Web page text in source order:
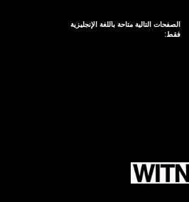
الصفحات التالية متاحة باللغة الإنجليزية
فقط: